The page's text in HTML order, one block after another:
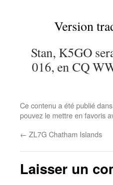
Version
Stan, K5GO
016, en CQ
Ce contenu a été publié dans
pouvez le mettre en favoris
← ZL7G Chatham Islands
Laisser un